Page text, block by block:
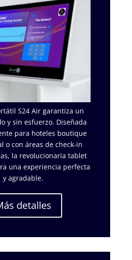
S24 Air garantiza un
y sin esfuerzo. Diseñada
para hoteles boutique
o con áreas de check-in
la revolucionaria tablet
una experiencia perfecta
y agradable.
detalles